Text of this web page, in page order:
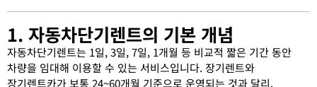
1. 자동차단기렌트의 기본 개념
자동차단기렌트는 1일, 3일, 7일, 1개월 등 비교적 짧은 기간 동안
차량을 임대해 이용할 수 있는 서비스입니다. 장기렌트와
장기렌트카가 보통 24~60개월 기준으로 운영되는 것과 달리,